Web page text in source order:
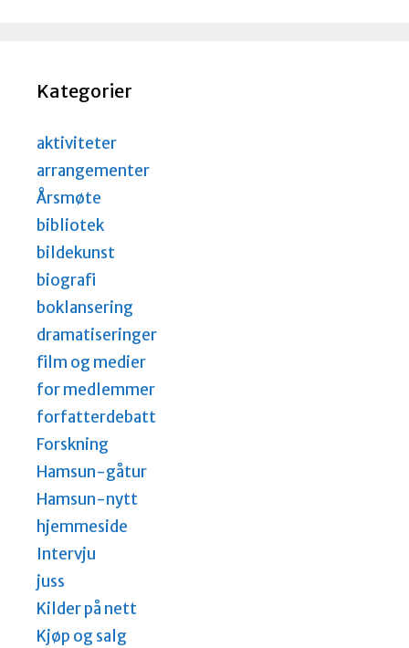
Kategorier
aktiviteter
arrangementer
Årsmøte
bibliotek
bildekunst
biografi
boklansering
dramatiseringer
film og medier
for medlemmer
forfatterdebatt
Forskning
Hamsun-gåtur
Hamsun-nytt
hjemmeside
Intervju
juss
Kilder på nett
Kjøp og salg